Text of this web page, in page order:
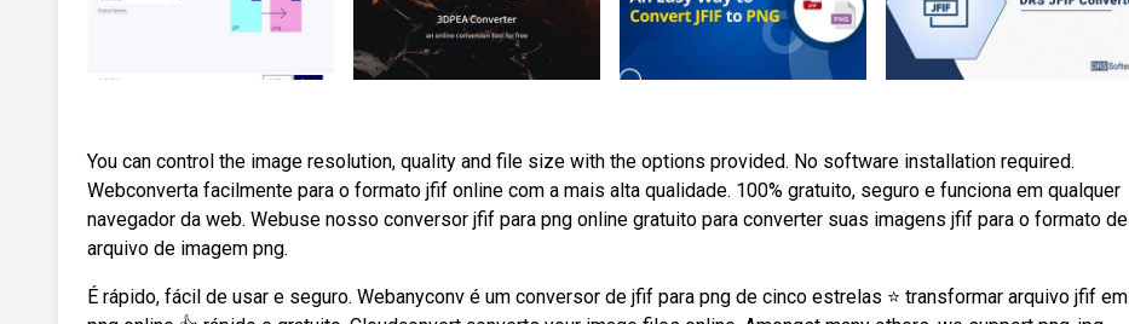
You can control the image resolution, quality and file size with the options provided. No software installation required.
Webconverta facilmente para o formato jfif online com a mais alta qualidade. 100% gratuito, seguro e funciona em qualquer
navegador da web. Webuse nosso conversor jfif para png online gratuito para converter suas imagens jfif para o formato de
arquivo de imagem png.
É rápido, fácil de usar e seguro. Webanyconv é um conversor de jfif para png de cinco estrelas ⭐ transformar arquivo jfif em